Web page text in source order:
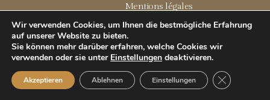
Mentions légales
© 2026 Saigerhöh
Wir verwenden Cookies, um Ihnen die bestmögliche Erfahrung
auf unserer Website zu bieten.
Sie können mehr darüber erfahren, welche Cookies wir
verwenden oder sie unter Einstellungen deaktivieren.
Akzeptieren Ablehnen Einstellungen GDPR